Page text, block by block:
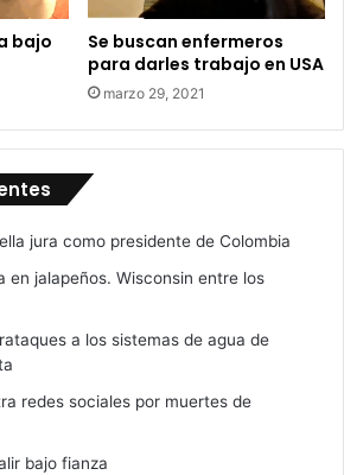
bajo
Se buscan enfermeros
para darles trabajo en USA
marzo 29, 2021
jura como presidente de Colombia
en jalapeños. Wisconsin entre los
a los sistemas de agua de
redes sociales por muertes de
bajo fianza